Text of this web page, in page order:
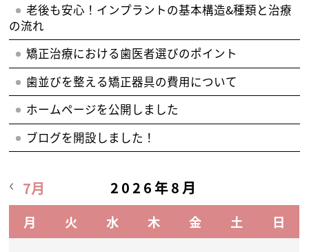
老後も安心！インプラントの基本構造&種類と治療
の流れ
矯正治療における歯医者選びのポイント
歯並びを整える矯正器具の費用について
ホームページを公開しました
ブログを開設しました！
2026年8月
月 火 水 木 金 土 日
7月